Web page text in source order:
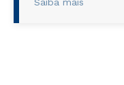
redor do mundo.